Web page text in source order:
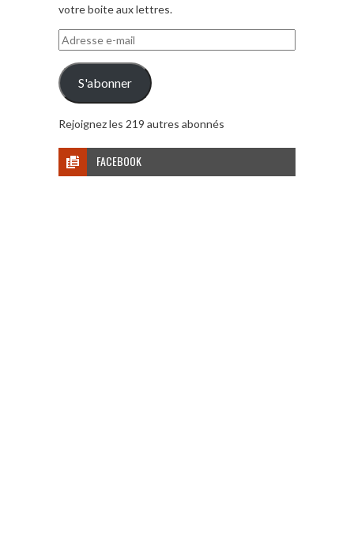
votre boite aux lettres.
Adresse
e-
mail
S'abonner
Rejoignez les 219 autres abonnés
FACEBOOK